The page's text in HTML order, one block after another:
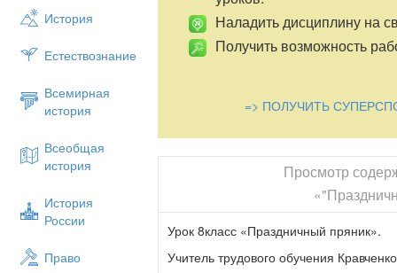
История
Естествознание
Всемирная
история
Всеобщая
история
История
России
Право
Наладить дисциплину на
Получить возможность
=> ПОЛУЧИТЬ
Просмотр
Урок 8класс «Праздничный пряник».
Учитель трудового обучения